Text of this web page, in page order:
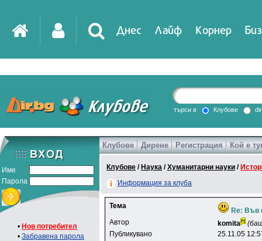
Днес Лайф Корнер
DirTV Impressio
Games
търси в Клубове
Име
Парола
• Нов потребител
• Забравена парола
Клубове Дирене Регистрация Кой е
Клубове / Наука /Хуманитарни науки /
Информация за клуба
Тема
Re: Във
Автор
komita
Публикувано
25.11.05